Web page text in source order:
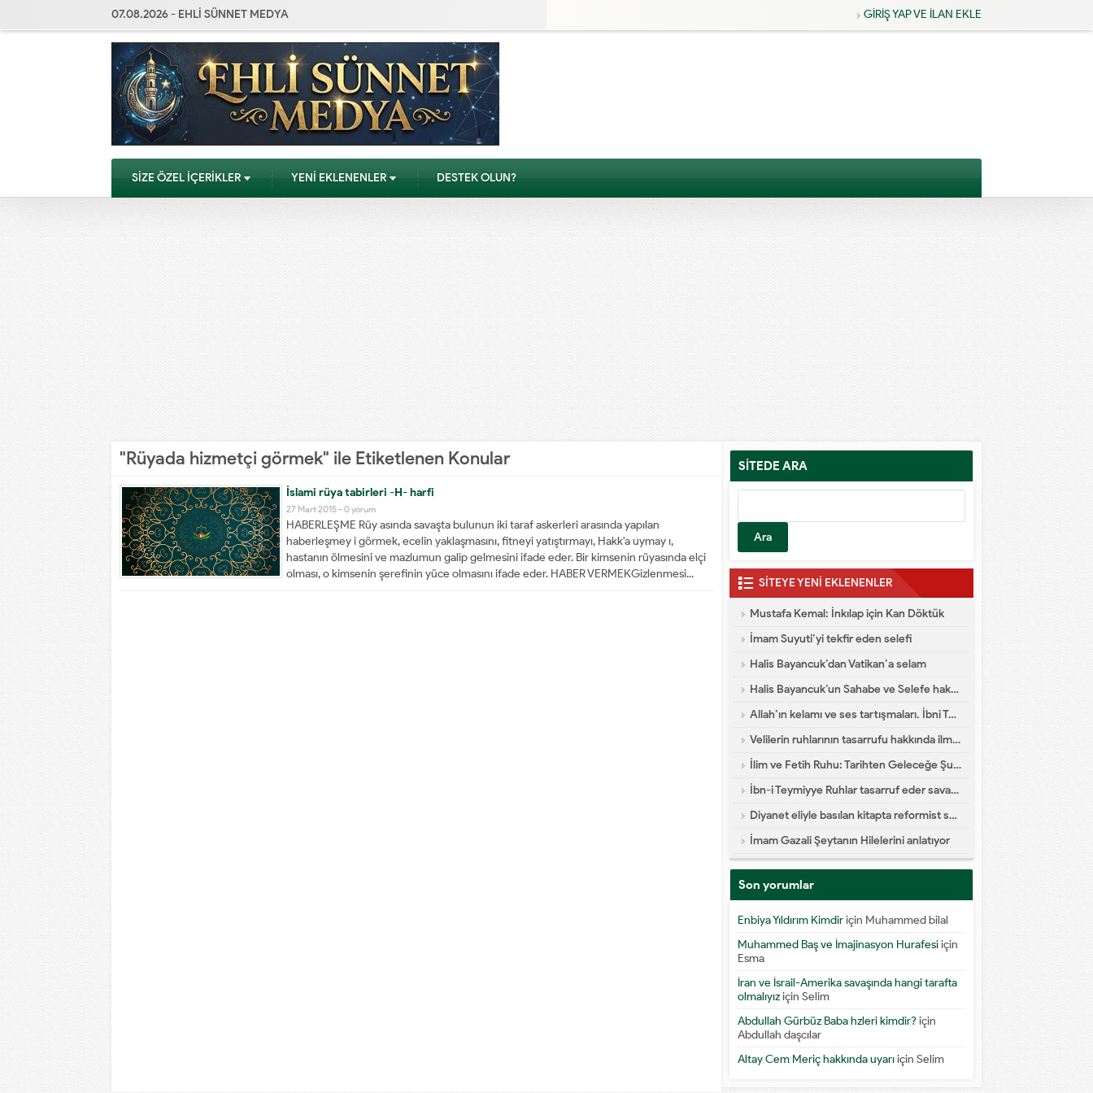
07.08.2026 - EHLİ SÜNNET MEDYA GİRİŞ YAP VE İLAN EKLE
SİZE ÖZEL İÇERİKLER YENİ EKLENENLER DESTEK OLUN?
"Rüyada hizmetçi görmek" ile Etiketlenen Konular
İslami rüya tabirleri -H- harfi
27 Mart 2015 - 0 yorum
HABERLEŞME Rüy asında savaşta bulunun iki taraf askerleri arasında yapılan
haberleşmey i görmek, ecelin yaklaşmasını, fitneyi yatıştırmayı, Hakk'a uymay ı,
hastanın ölmesini ve mazlumun galip gelmesini ifade eder. Bir kimsenin rüyasında elçi
olması, o kimsenin şerefinin yüce olmasını ifade eder. HABER VERMEKGizlenmesi...
SİTEDE ARA
SİTEYE YENİ EKLENENLER
Mustafa Kemal: İnkılap için Kan Döktük
İmam Suyuti’yi tekfir eden selefi
Halis Bayancuk’dan Vatikan’a selam
Halis Bayancuk’un Sahabe ve Selefe hakareti
Allah’ın kelamı ve ses tartışmaları. İbni Teymiyye dalaleti
Velilerin ruhlarının tasarrufu hakkında ilmi yazı
İlim ve Fetih Ruhu: Tarihten Geleceğe Şuur Köprüsü
İbn-i Teymiyye Ruhlar tasarruf eder savaşa katılır diyor
Diyanet eliyle basılan kitapta reformist skandal
İmam Gazali Şeytanın Hilelerini anlatıyor
Son yorumlar
Enbiya Yıldırım Kimdiriçin Muhammed bilal
Muhammed Baş ve İmajinasyon Hurafesiiçin
Esma
İran ve İsrail-Amerika savaşında hangi tarafta
olmalıyıziçin Selim
Abdullah Gürbüz Baba hzleri kimdir?için
Abdullah daşcılar
Altay Cem Meriç hakkında uyarıiçin Selim